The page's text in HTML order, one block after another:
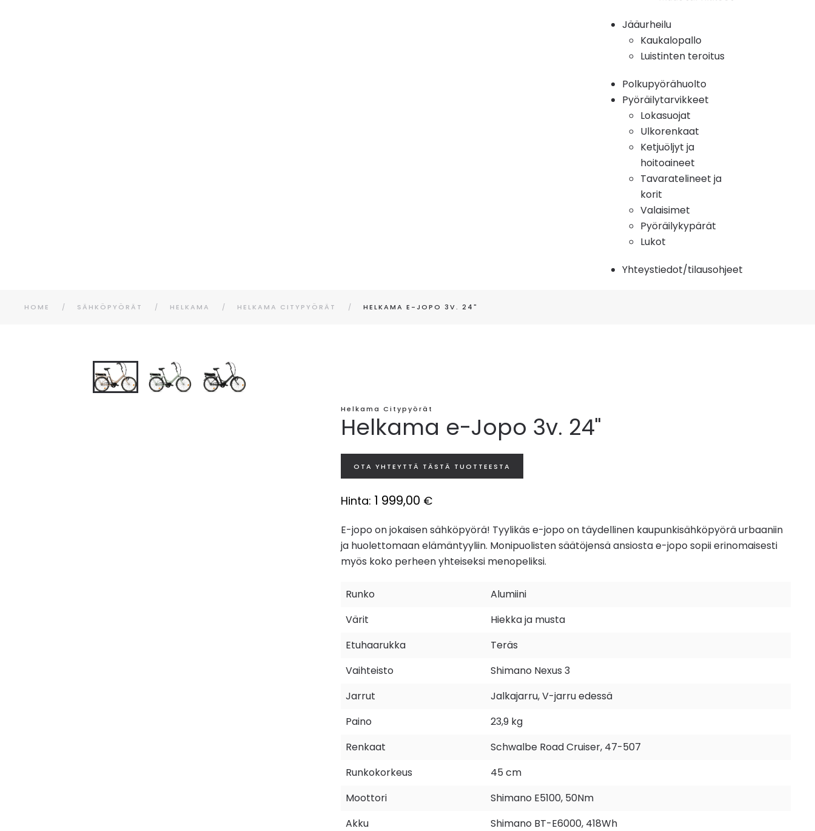
Jääurheilu
Kaukalopallo
Luistinten teroitus
Polkupyörähuolto
Pyöräilytarvikkeet
Lokasuojat
Ulkorenkaat
Ketjuöljyt ja
hoitoaineet
Tavaratelineet ja
korit
Valaisimet
Pyöräilykypärät
Lukot
Yhteystiedot/tilausohjeet
HOME SÄHKÖPYÖRÄT HELKAMA HELKAMA CITYPYÖRÄT HELKAMA E-JOPO 3V. 24"
Helkama Citypyörät
Helkama e-Jopo 3v. 24"
OTA YHTEYTTÄ TÄSTÄ TUOTTEESTA
Hinta: 1 999,00 €
E-jopo on jokaisen sähköpyörä! Tyylikäs e-jopo on täydellinen kaupunkisähköpyörä urbaaniin
ja huolettomaan elämäntyyliin. Monipuolisten säätöjensä ansiosta e-jopo sopii erinomaisesti
myös koko perheen yhteiseksi menopeliksi.
Runko
Alumiini
Värit
Hiekka ja musta
Etuhaarukka
Teräs
Vaihteisto
Shimano Nexus 3
Jarrut
Jalkajarru, V-jarru edessä
Paino
23,9 kg
Renkaat
Schwalbe Road Cruiser, 47-507
Runkokorkeus
45 cm
Moottori
Shimano E5100, 50Nm
Akku
Shimano BT-E6000, 418Wh